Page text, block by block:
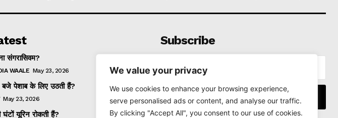
We value your privacy
We use cookies to enhance your browsing experience,
serve personalised ads or content, and analyse our traffic.
By clicking "Accept All", you consent to our use of cookies.
संगरासिवम?
WAALE May 23, 2026
बजे पेशाब के लिए उठती हैं?
May 23, 2026
यूरिन रोकती हैं?
Subscribe
I WANT IN